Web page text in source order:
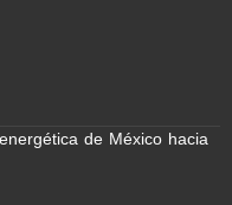
de México hacia